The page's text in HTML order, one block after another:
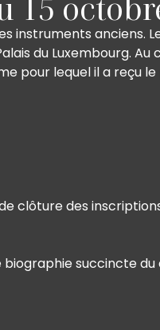
15
instruments anciens.
du Luxembourg. Au
pour lequel il a reçu
clôture des
succincte du